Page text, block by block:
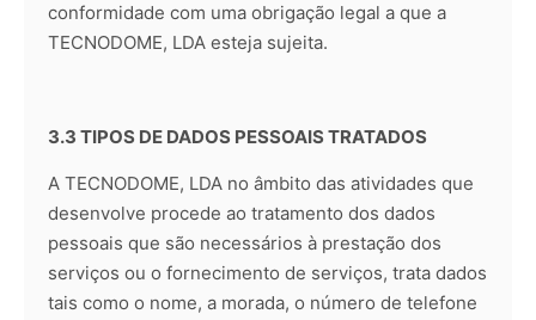
conformidade com uma obrigação legal a que a
TECNODOME, LDA esteja sujeita.
3.3 TIPOS DE DADOS PESSOAIS TRATADOS
A TECNODOME, LDA no âmbito das atividades que
desenvolve procede ao tratamento dos dados
pessoais que são necessários à prestação dos
serviços ou o fornecimento de serviços, trata dados
tais como o nome, a morada, o número de telefone